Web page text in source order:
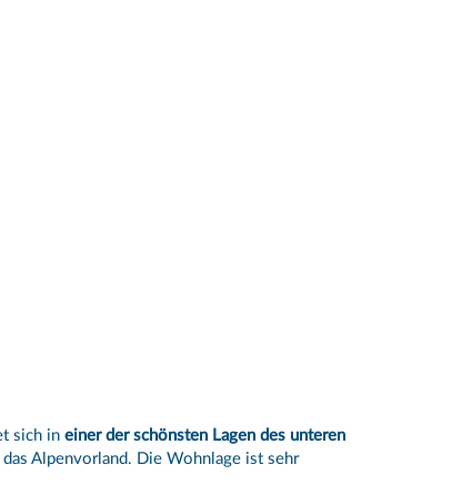
sich in einer der schönsten Lagen des unteren
Alpenvorland. Die Wohnlage ist sehr